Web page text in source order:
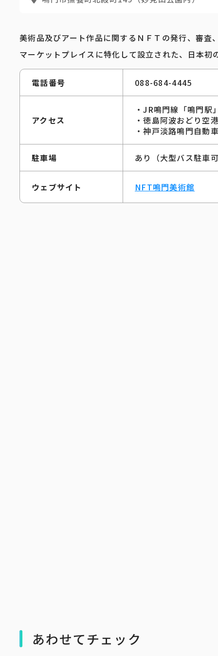
美術品及びアート作品に関するＮＦＴの発行、審
マーケットプレイスに特化して設立された、日本初
電話番号 088-684-4445
アクセス
・JR鳴門線「鳴門
・徳島阿波おどり空
・神戸淡路鳴門自動
駐車場 あり（大型バス駐車
ウェブサイト NFT鳴門美術館
あわせてチェック